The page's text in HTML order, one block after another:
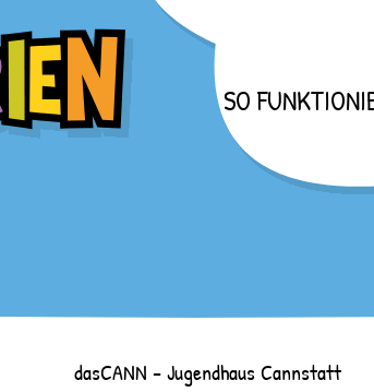
SO
dasCANN - Jugendhaus Cannstatt